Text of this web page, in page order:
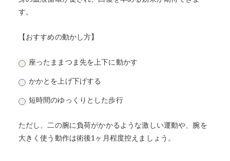
す。
【おすすめの動かし方】
座ったままつま先を上下に動かす
かかとを上げ下げする
短時間のゆっくりとした歩行
ただし、二の腕に負荷がかかるような激しい運動や、腕を
大きく使う動作は術後1ヶ月程度控えましょう。